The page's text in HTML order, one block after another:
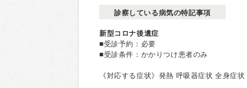
診察している病気の特記事項
新型コロナ後遺症
■受診予約：必要
■受診条件：かかりつけ患者のみ
《対応する症状》発熱 呼吸器症状 全身症状